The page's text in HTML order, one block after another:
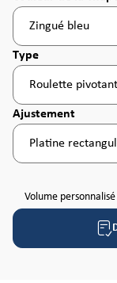
Zingué bleu
Sélectionnez
Type
Roulette
Sélectionnez
Ajustement
Platine
Volume